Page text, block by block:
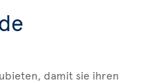
damit sie ihren